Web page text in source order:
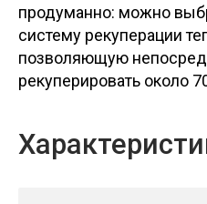
продуманно: можно
систему рекуперации
позволяющую
рекуперировать около